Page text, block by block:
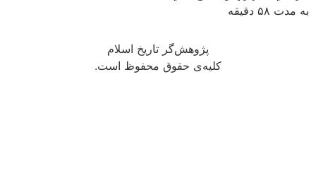
به مدت ۵۸ دقيقه
پژوهش‌گر تاریخ اسلام
کلیه‌ی حقوق محفوظ است.